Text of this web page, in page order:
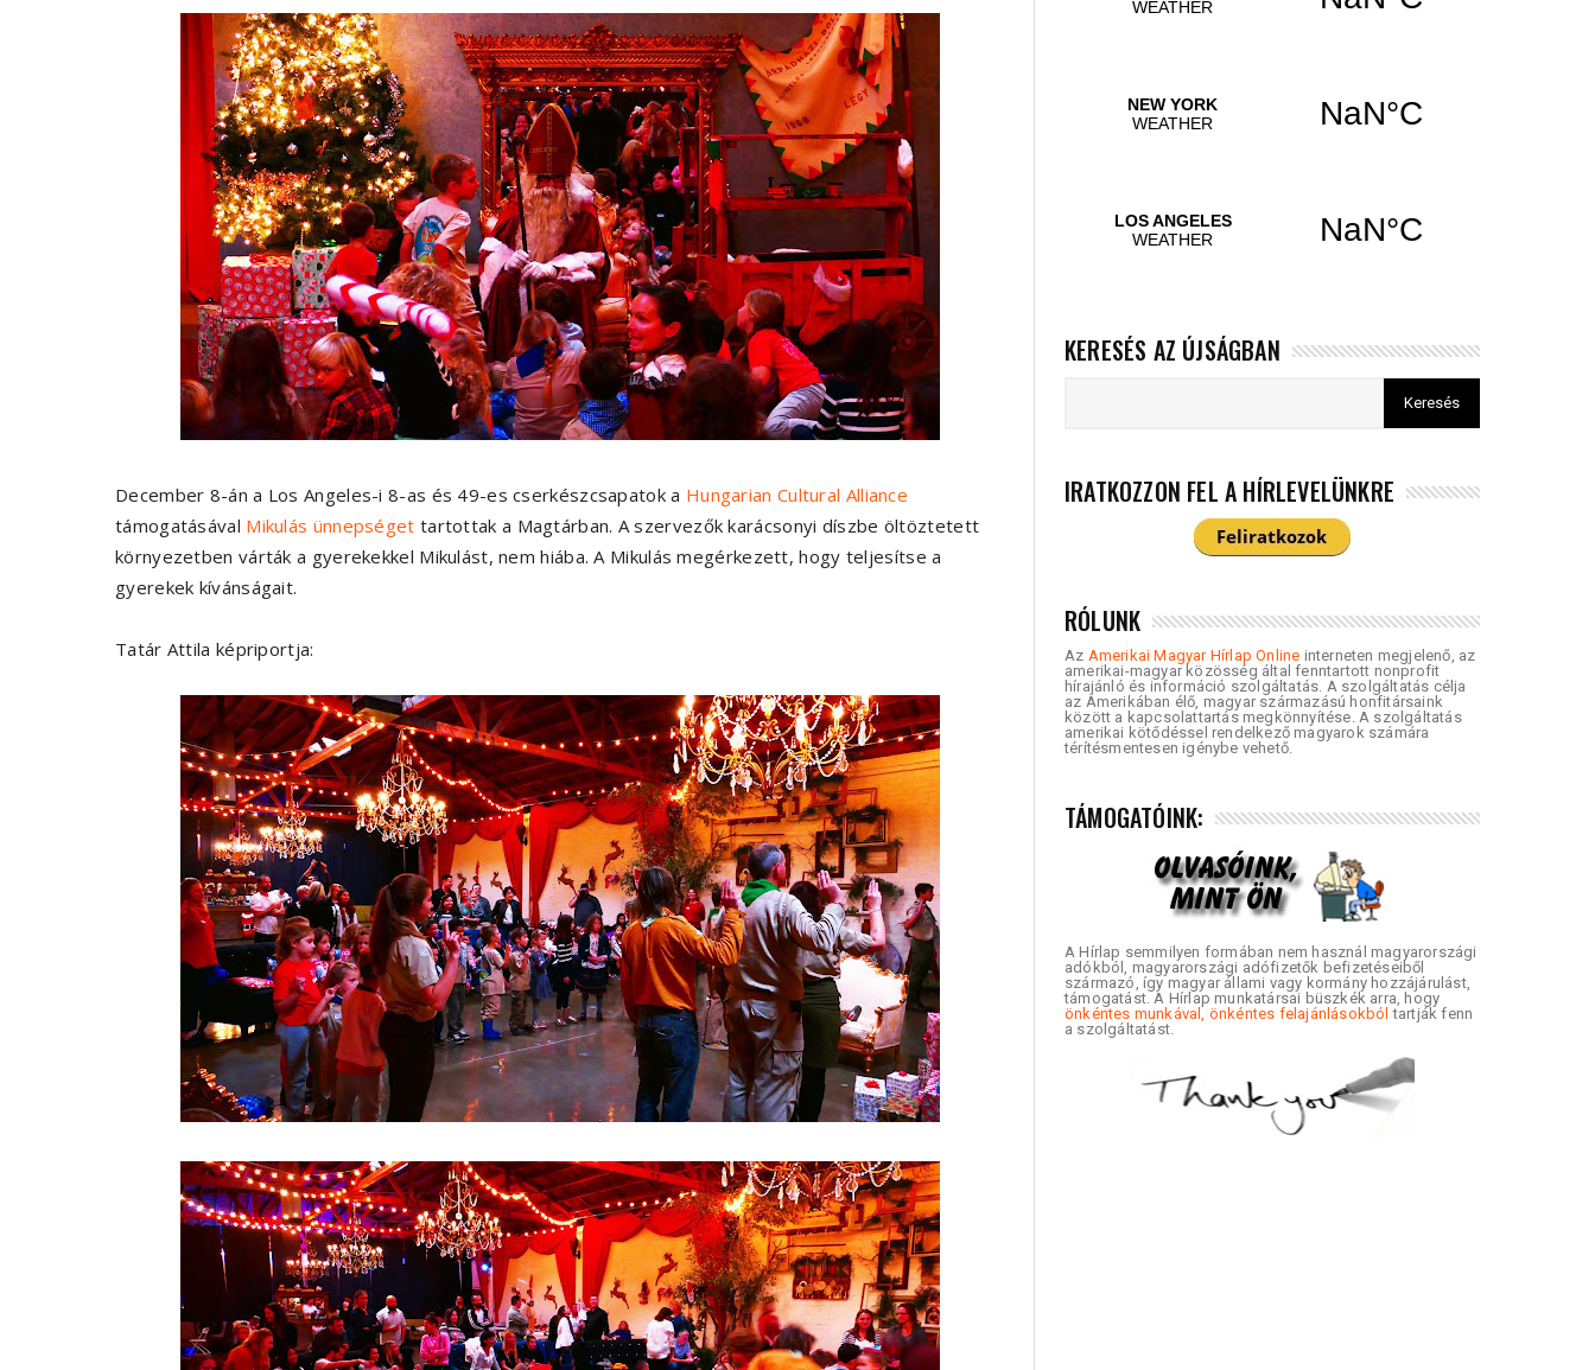
December 8-án a Los Angeles-i 8-as és 49-es cserkészcsapatok a Hungarian Cultural Alliance
támogatásával Mikulás ünnepséget tartottak a Magtárban. A szervezők karácsonyi díszbe öltöztetett
környezetben várták a gyerekekkel Mikulást, nem hiába. A Mikulás megérkezett, hogy teljesítse a
gyerekek kívánságait.
Tatár Attila képriportja:
KERESÉS AZ ÚJSÁGBAN
IRATKOZZON FEL A HÍRLEVELÜNKRE
RÓLUNK
Az Amerikai Magyar Hírlap Online interneten megjelenő, az
amerikai-magyar közösség által fenntartott nonprofit
hírajánló és információ szolgáltatás. A szolgáltatás célja
az Amerikában élő, magyar származású honfitársaink
között a kapcsolattartás megkönnyítése. A szolgáltatás
amerikai kötődéssel rendelkező magyarok számára
térítésmentesen igénybe vehető.
TÁMOGATÓINK:
A Hírlap semmilyen formában nem használ magyarországi
adókból, magyarországi adófizetők befizetéseiből
származó, így magyar állami vagy kormány hozzájárulást,
támogatást. A Hírlap munkatársai büszkék arra, hogy
önkéntes munkával, önkéntes felajánlásokból tartják fenn
a szolgáltatást.